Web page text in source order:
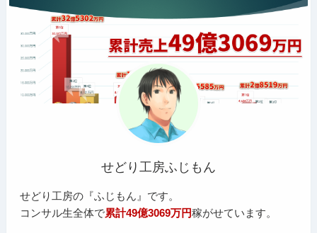
せどり工房ふじもん
せどり工房の『ふじもん』です。
コンサル生全体で累計49億3069万円稼がせています。